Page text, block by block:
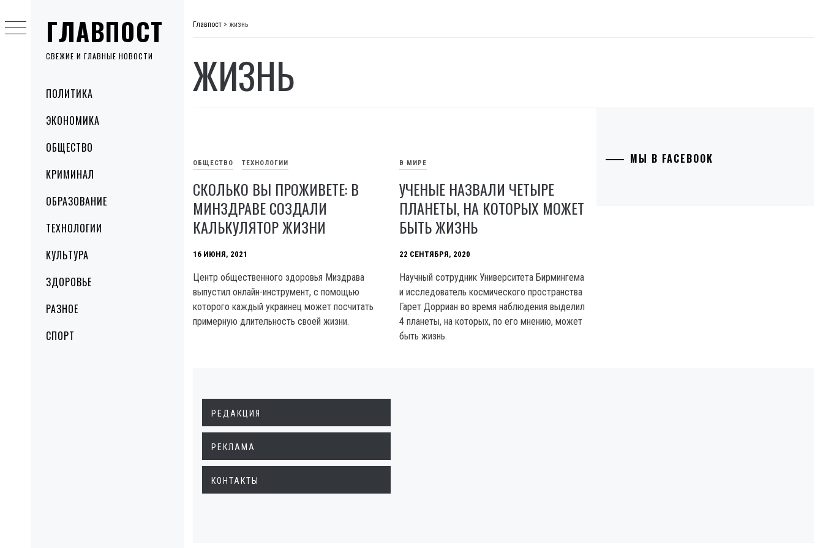
ГЛАВПОСТ
СВЕЖИЕ И ГЛАВНЫЕ НОВОСТИ
MenuПОЛИТИКА
ЭКОНОМИКА
ОБЩЕСТВО
КРИМИНАЛ
ОБРАЗОВАНИЕ
ТЕХНОЛОГИИ
КУЛЬТУРА
ЗДОРОВЬЕ
РАЗНОЕ
СПОРТ
to
content
Главпост > жизнь
ЖИЗНЬ
ОБЩЕСТВО ТЕХНОЛОГИИ
СКОЛЬКО ВЫ ПРОЖИВЕТЕ: В
МИНЗДРАВЕ СОЗДАЛИ
КАЛЬКУЛЯТОР ЖИЗНИ
16 ИЮНЯ, 2021
Центр общественного здоровья Миздрава
выпустил онлайн-инструмент, с помощью
которого каждый украинец может посчитать
примерную длительность своей жизни.
В МИРЕ
УЧЕНЫЕ НАЗВАЛИ ЧЕТЫРЕ
ПЛАНЕТЫ, НА КОТОРЫХ МОЖЕТ
БЫТЬ ЖИЗНЬ
22 СЕНТЯБРЯ, 2020
Научный сотрудник Университета Бирмингема
и исследователь космического пространства
Гарет Дорриан во время наблюдения выделил
4 планеты, на которых, по его мнению, может
быть жизнь.
МЫ В FACEBOOK
РЕДАКЦИЯ
РЕКЛАМА
КОНТАКТЫ